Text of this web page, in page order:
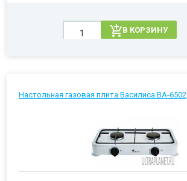
В КОРЗИНУ
Настольная газовая плита Василиса ВА-6502